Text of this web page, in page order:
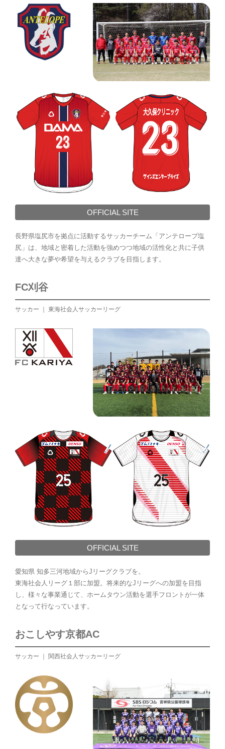
OFFICIAL SITE
長野県塩尻市を拠点に活動するサッカーチーム「アンテロープ塩
尻」は、地域と密着した活動を強めつつ地域の活性化と共に子供
達へ大きな夢や希望を与えるクラブを目指します。
FC刈谷
サッカー ｜ 東海社会人サッカーリーグ
OFFICIAL SITE
愛知県 知多三河地域からJリーグクラブを。
東海社会人リーグ１部に加盟。将来的なJリーグへの加盟を目指
し、様々な事業通じて、ホームタウン活動を選手フロントが一体
となって行なっています。
おこしやす京都AC
サッカー ｜ 関西社会人サッカーリーグ